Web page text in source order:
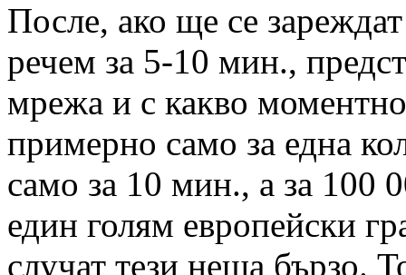
После, ако ще се
речем за 5-10 мин.,
мрежа и с какво
примерно само за една
само за 10 мин., а за 100
един голям европейски
случат тези неща бързо.